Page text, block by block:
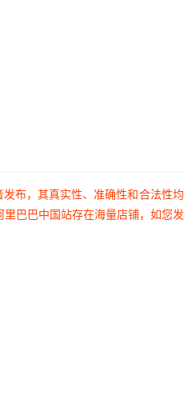
布，其真实性、准确性和合法性
巴巴中国站存在海量店铺，如您